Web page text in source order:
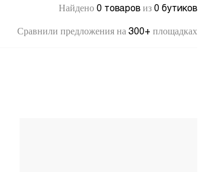
Найдено 0 товаров из 0 бутиков
Сравнили предложения на 300+ площадках